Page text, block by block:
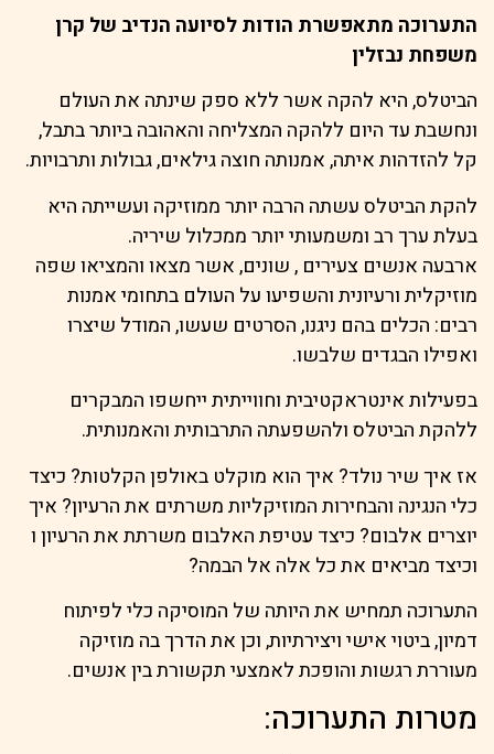
התערוכה מתאפשרת הודות לסיועה הנדיב של קרן
משפחת נבזלין
הביטלס, היא להקה אשר ללא ספק שינתה את העולם
ונחשבת עד היום ללהקה המצליחה והאהובה ביותר בתבל,
קל להזדהות איתה, אמנותה חוצה גילאים, גבולות ותרבויות.
להקת הביטלס עשתה הרבה יותר ממוזיקה ועשייתה היא
בעלת ערך רב ומשמעותי יותר ממכלול שיריה.
ארבעה אנשים צעירים , שונים, אשר מצאו והמציאו שפה
מוזיקלית ורעיונית והשפיעו על העולם בתחומי אמנות
רבים: הכלים בהם ניגנו, הסרטים שעשו, המודל שיצרו
ואפילו הבגדים שלבשו.
בפעילות אינטראקטיבית וחווייתית ייחשפו המבקרים
ללהקת הביטלס ולהשפעתה התרבותית והאמנותית.
אז איך שיר נולד? איך הוא מוקלט באולפן הקלטות? כיצד
כלי הנגינה והבחירות המוזיקליות משרתים את הרעיון? איך
יוצרים אלבום? כיצד עטיפת האלבום משרתת את הרעיון ו
וכיצד מביאים את כל אלה אל הבמה?
התערוכה תמחיש את היותה של המוסיקה כלי לפיתוח
דמיון, ביטוי אישי ויצירתיות, וכן את הדרך בה מוזיקה
מעוררת רגשות והופכת לאמצעי תקשורת בין אנשים.
מטרות התערוכה: